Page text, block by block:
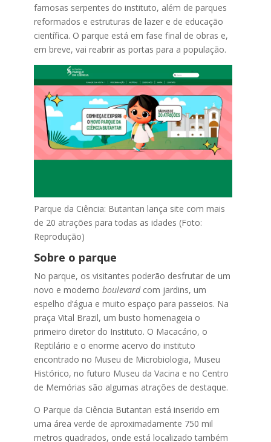
famosas serpentes do instituto, além de parques
reformados e estruturas de lazer e de educação
científica. O parque está em fase final de obras e,
em breve, vai reabrir as portas para a população.
Parque da Ciência: Butantan lança site com mais
de 20 atrações para todas as idades (Foto:
Reprodução)
Sobre o parque
No parque, os visitantes poderão desfrutar de um
novo e moderno boulevardcom jardins, um
espelho d’água e muito espaço para passeios. Na
praça Vital Brazil, um busto homenageia o
primeiro diretor do Instituto. O Macacário, o
Reptilário e o enorme acervo do instituto
encontrado no Museu de Microbiologia, Museu
Histórico, no futuro Museu da Vacina e no Centro
de Memórias são algumas atrações de destaque.
O Parque da Ciência Butantan está inserido em
uma área verde de aproximadamente 750 mil
metros quadrados, onde está localizado também